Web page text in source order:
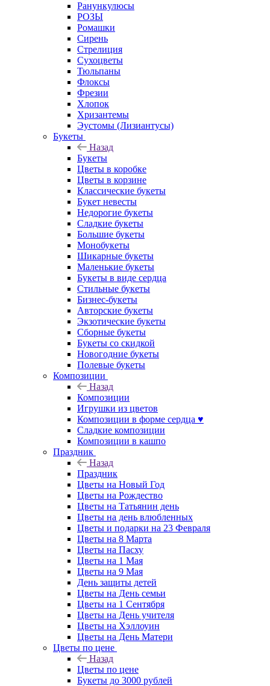
Ранункулюсы
РОЗЫ
Ромашки
Сирень
Стрелиция
Сухоцветы
Тюльпаны
Флоксы
Фрезии
Хлопок
Хризантемы
Эустомы (Лизиантусы)
Букеты
Назад
Букеты
Цветы в коробке
Цветы в корзине
Классические букеты
Букет невесты
Недорогие букеты
Сладкие букеты
Большие букеты
Монобукеты
Шикарные букеты
Маленькие букеты
Букеты в виде сердца
Стильные букеты
Бизнес-букеты
Авторские букеты
Экзотические букеты
Сборные букеты
Букеты со скидкой
Новогодние букеты
Полевые букеты
Композиции
Назад
Композиции
Игрушки из цветов
Композиции в форме сердца ♥
Сладкие композиции
Композиции в кашпо
Праздник
Назад
Праздник
Цветы на Новый Год
Цветы на Рождество
Цветы на Татьянин день
Цветы на день влюбленных
Цветы и подарки на 23 Февраля
Цветы на 8 Марта
Цветы на Пасху
Цветы на 1 Мая
Цветы на 9 Мая
День защиты детей
Цветы на День семьи
Цветы на 1 Сентября
Цветы на День учителя
Цветы на Хэллоуин
Цветы на День Матери
Цветы по цене
Назад
Цветы по цене
Букеты до 3000 рублей